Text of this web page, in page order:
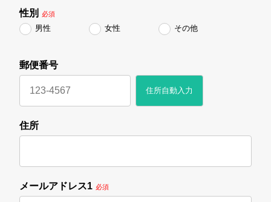
性別 必須
男性 女性 その他
郵便番号
住所自動入力
住所
メールアドレス1 必須